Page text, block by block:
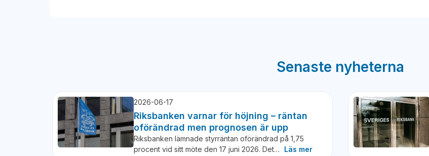
Senaste nyheterna
2026-06-17
Riksbanken varnar för höjning – räntan
oförändrad men prognosen är upp
Riksbanken lämnade styrräntan oförändrad på 1,75
procent vid sitt möte den 17 juni 2026. Det…
Läs mer